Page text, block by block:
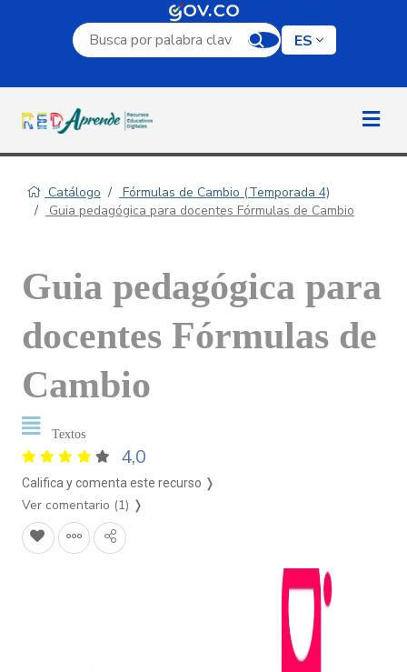
Campo de búsqueda por palabra clave
ES
Catálogo
Fórmulas de Cambio (Temporada 4)
Guia pedagógica para docentes Fórmulas de Cambio
Guia pedagógica para
docentes Fórmulas de
Cambio
Textos
4,0
Califica y comenta este recurso ❭
Ver comentario (1) ❭